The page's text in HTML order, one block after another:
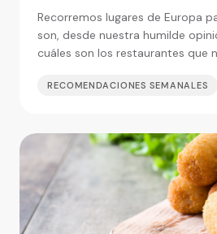
Recorremos lugares de Europa
son, desde nuestra humilde
cuáles son los restaurantes que
RECOMENDACIONES SEMANALES